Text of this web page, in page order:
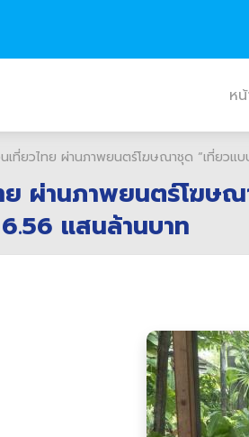
ห
เที่ยวไทย ผ่านภาพยนตร์โฆษณาชุด “เที่ยวแบ
ผ่านภาพยนตร์โฆษณ
6.56 แสนล้านบาท